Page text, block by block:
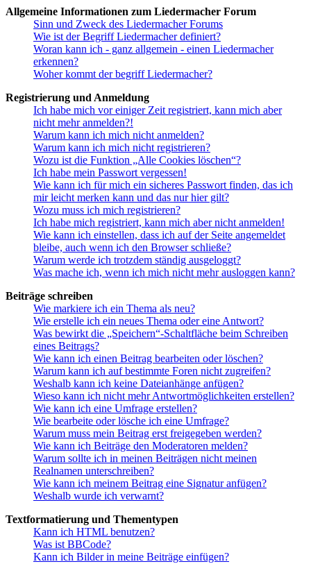
Allgemeine Informationen zum Liedermacher Forum
Sinn und Zweck des Liedermacher Forums
Wie ist der Begriff Liedermacher definiert?
Woran kann ich - ganz allgemein - einen Liedermacher
erkennen?
Woher kommt der begriff Liedermacher?
Registrierung und Anmeldung
Ich habe mich vor einiger Zeit registriert, kann mich aber
nicht mehr anmelden?!
Warum kann ich mich nicht anmelden?
Warum kann ich mich nicht registrieren?
Wozu ist die Funktion „Alle Cookies löschen“?
Ich habe mein Passwort vergessen!
Wie kann ich für mich ein sicheres Passwort finden, das ich
mir leicht merken kann und das nur hier gilt?
Wozu muss ich mich registrieren?
Ich habe mich registriert, kann mich aber nicht anmelden!
Wie kann ich einstellen, dass ich auf der Seite angemeldet
bleibe, auch wenn ich den Browser schließe?
Warum werde ich trotzdem ständig ausgeloggt?
Was mache ich, wenn ich mich nicht mehr ausloggen kann?
Beiträge schreiben
Wie markiere ich ein Thema als neu?
Wie erstelle ich ein neues Thema oder eine Antwort?
Was bewirkt die „Speichern“-Schaltfläche beim Schreiben
eines Beitrags?
Wie kann ich einen Beitrag bearbeiten oder löschen?
Warum kann ich auf bestimmte Foren nicht zugreifen?
Weshalb kann ich keine Dateianhänge anfügen?
Wieso kann ich nicht mehr Antwortmöglichkeiten erstellen?
Wie kann ich eine Umfrage erstellen?
Wie bearbeite oder lösche ich eine Umfrage?
Warum muss mein Beitrag erst freigegeben werden?
Wie kann ich Beiträge den Moderatoren melden?
Warum sollte ich in meinen Beiträgen nicht meinen
Realnamen unterschreiben?
Wie kann ich meinem Beitrag eine Signatur anfügen?
Weshalb wurde ich verwarnt?
Textformatierung und Thementypen
Kann ich HTML benutzen?
Was ist BBCode?
Kann ich Bilder in meine Beiträge einfügen?